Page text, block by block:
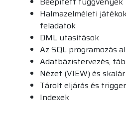
Halmazelméleti
feladatok
DML utasítások
Az SQL programozás
Adatbázistervezés,
Nézet (VIEW) és
Tárolt eljárás és trigger
Indexek